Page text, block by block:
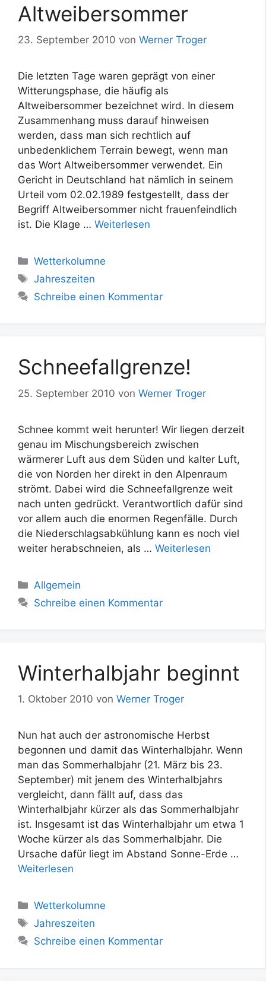
Altweibersommer
23. September 2010 von Werner Troger
Die letzten Tage waren geprägt von einer
Witterungsphase, die häufig als
Altweibersommer bezeichnet wird. In diesem
Zusammenhang muss darauf hinweisen
werden, dass man sich rechtlich auf
unbedenklichem Terrain bewegt, wenn man
das Wort Altweibersommer verwendet. Ein
Gericht in Deutschland hat nämlich in seinem
Urteil vom 02.02.1989 festgestellt, dass der
Begriff Altweibersommer nicht frauenfeindlich
ist. Die Klage … Weiterlesen
Kategorien
Wetterkolumne
Schlagwörter
Jahreszeiten
Schreibe einen Kommentar
Schneefallgrenze!
25. September 2010 von Werner Troger
Schnee kommt weit herunter! Wir liegen derzeit
genau im Mischungsbereich zwischen
wärmerer Luft aus dem Süden und kalter Luft,
die von Norden her direkt in den Alpenraum
strömt. Dabei wird die Schneefallgrenze weit
nach unten gedrückt. Verantwortlich dafür sind
vor allem auch die enormen Regenfälle. Durch
die Niederschlagsabkühlung kann es noch viel
weiter herabschneien, als … Weiterlesen
Kategorien
Allgemein
Schreibe einen Kommentar
Winterhalbjahr beginnt
1. Oktober 2010 von Werner Troger
Nun hat auch der astronomische Herbst
begonnen und damit das Winterhalbjahr. Wenn
man das Sommerhalbjahr (21. März bis 23.
September) mit jenem des Winterhalbjahrs
vergleicht, dann fällt auf, dass das
Winterhalbjahr kürzer als das Sommerhalbjahr
ist. Insgesamt ist das Winterhalbjahr um etwa 1
Woche kürzer als das Sommerhalbjahr. Die
Ursache dafür liegt im Abstand Sonne-Erde …
Weiterlesen
Kategorien
Wetterkolumne
Schlagwörter
Jahreszeiten
Schreibe einen Kommentar